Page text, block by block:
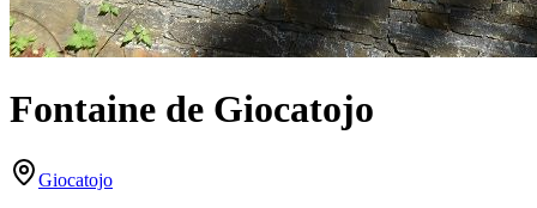
Fontaine de Giocatojo
Giocatojo